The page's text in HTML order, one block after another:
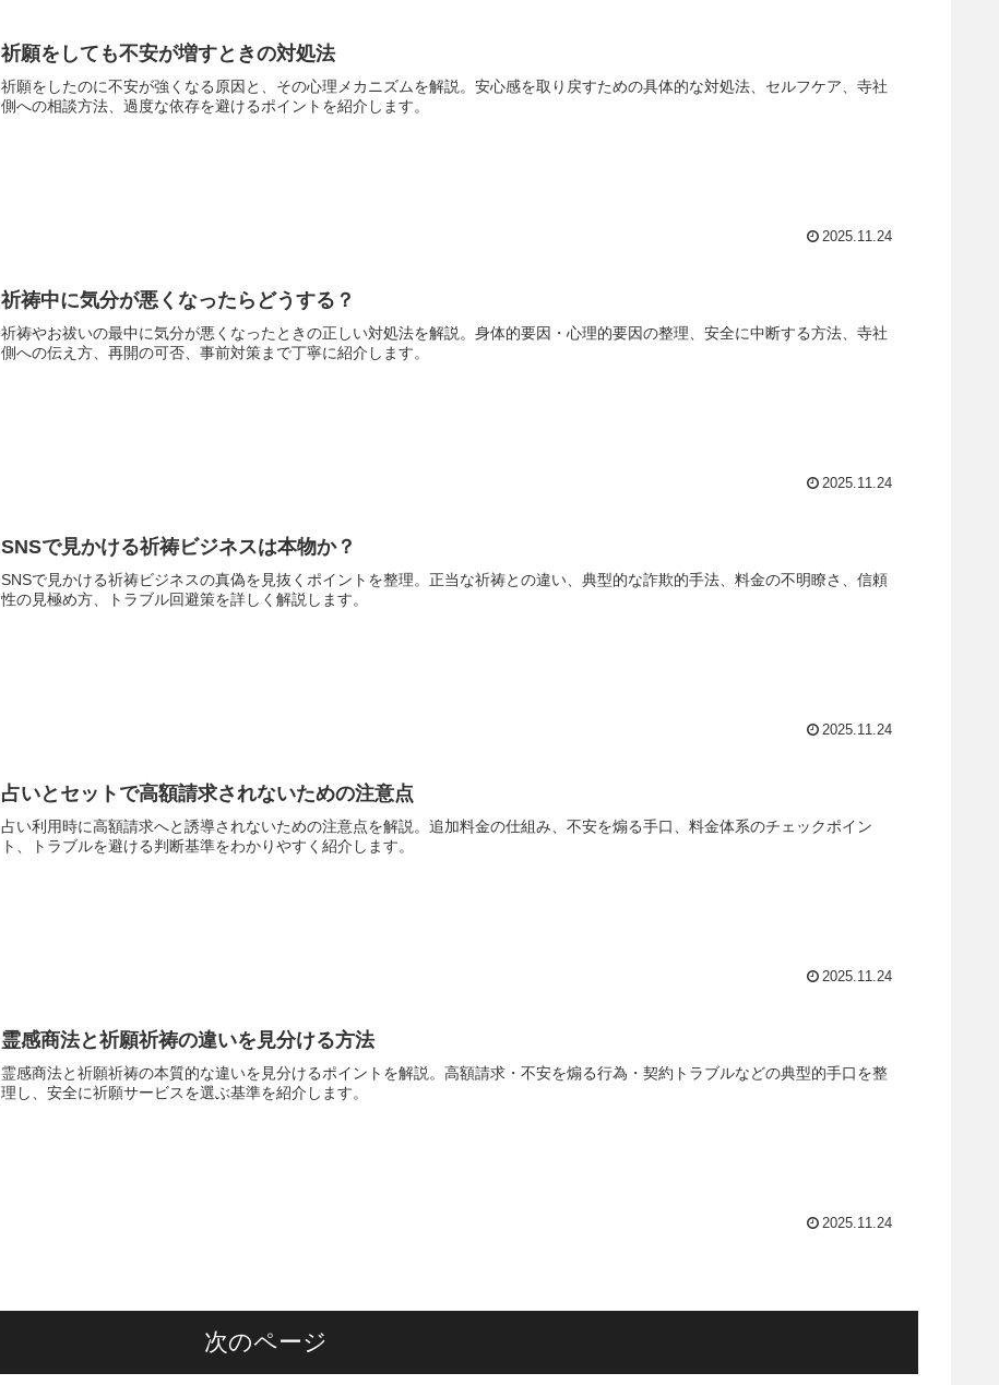
祈願をしても不安が増すときの対処法
祈願をしたのに不安が強くなる原因と、その心理メカニズムを解説。安心感を取り戻すための具体的な対処法、セルフケア、寺社
側への相談方法、過度な依存を避けるポイントを紹介します。
2025.11.24
祈祷中に気分が悪くなったらどうする？
祈祷やお祓いの最中に気分が悪くなったときの正しい対処法を解説。身体的要因・心理的要因の整理、安全に中断する方法、寺社
側への伝え方、再開の可否、事前対策まで丁寧に紹介します。
2025.11.24
SNSで見かける祈祷ビジネスは本物か？
SNSで見かける祈祷ビジネスの真偽を見抜くポイントを整理。正当な祈祷との違い、典型的な詐欺的手法、料金の不明瞭さ、信頼
性の見極め方、トラブル回避策を詳しく解説します。
2025.11.24
占いとセットで高額請求されないための注意点
占い利用時に高額請求へと誘導されないための注意点を解説。追加料金の仕組み、不安を煽る手口、料金体系のチェックポイン
ト、トラブルを避ける判断基準をわかりやすく紹介します。
2025.11.24
霊感商法と祈願祈祷の違いを見分ける方法
霊感商法と祈願祈祷の本質的な違いを見分けるポイントを解説。高額請求・不安を煽る行為・契約トラブルなどの典型的手口を整
理し、安全に祈願サービスを選ぶ基準を紹介します。
2025.11.24
次のページ